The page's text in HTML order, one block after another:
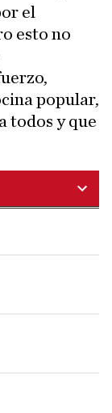
el
esto no
popular,
todos y que